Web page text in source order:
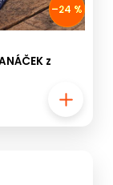
–24 %
z